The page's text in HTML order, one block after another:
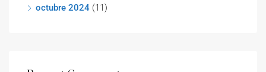
octubre 2024 (11)